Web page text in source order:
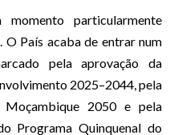
particularmente
País acaba de entrar num
pela aprovação da
2025–2044, pela
2050 e pela
Programa Quinquenal do